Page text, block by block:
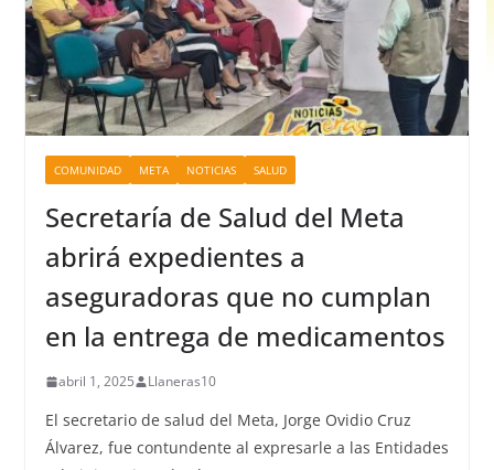
COMUNIDAD META NOTICIAS SALUD
Secretaría de Salud del Meta
abrirá expedientes a
aseguradoras que no cumplan
en la entrega de medicamentos
abril 1, 2025 Llaneras10
El secretario de salud del Meta, Jorge Ovidio Cruz
Álvarez, fue contundente al expresarle a las Entidades